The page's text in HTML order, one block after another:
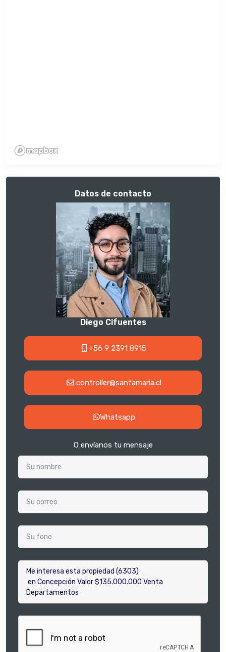
Datos de contacto
Diego Cifuentes
+56 9 2391 8915
controller@santamaria.cl
Whatsapp
O envíanos tu mensaje